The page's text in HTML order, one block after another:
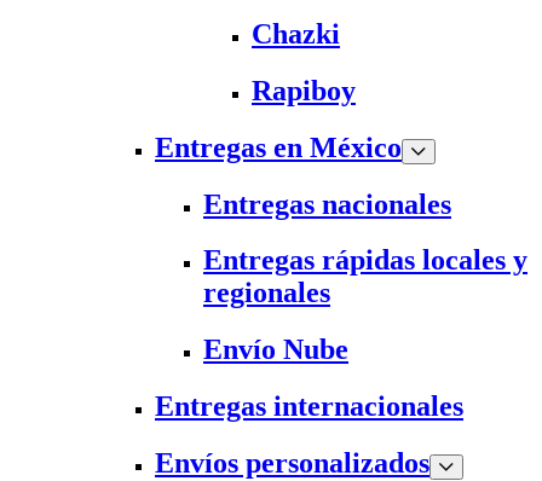
Chazki
Rapiboy
Entregas en México
Entregas nacionales
Entregas rápidas locales y
regionales
Envío Nube
Entregas internacionales
Envíos personalizados